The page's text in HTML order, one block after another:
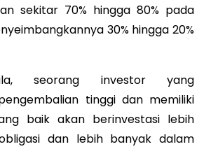
sekitar 70% hingga 80% pada
30% hingga 20%
seorang investor yang
tinggi dan memiliki
baik akan berinvestasi lebih
dan lebih banyak dalam